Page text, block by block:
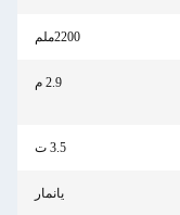
2200ملم
2.9 م
3.5 ت
يانمار